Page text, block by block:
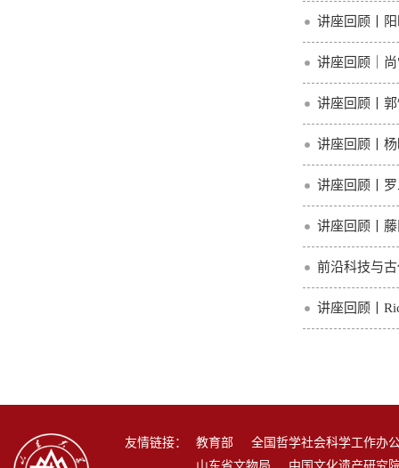
讲座回顾丨
讲座回顾｜
讲座回顾丨
讲座回顾丨
讲座回顾丨
讲座回顾丨
前沿科技与
讲座回顾丨
友情链接： 教育部
全国哲学社会科学工作办